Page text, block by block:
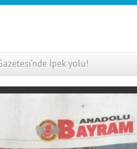
İpek yolu!